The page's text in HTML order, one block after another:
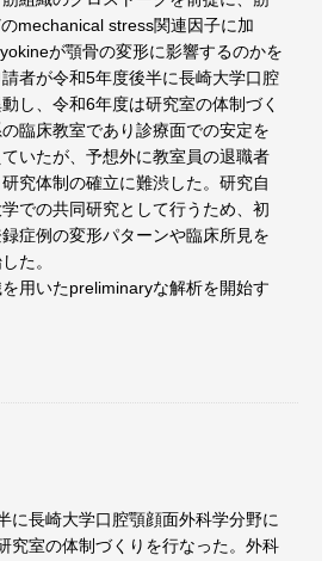
mechanical stress関連因子に加
が顎骨の変形に影響するのかを
者が令和5年度後半に長崎大学口腔
し、令和6年度は研究室の体制づく
臨床教室であり診療面での安定を
いたが、予想外に教室員の退職者
究体制の確立に難渋した。研究自
での共同研究として行うため、初
症例の変形パターンや臨床所見を
た。
用いたpreliminaryな解析を開始す
に長崎大学口腔顎顔面外科学分野に
究室の体制づくりを行なった。外科